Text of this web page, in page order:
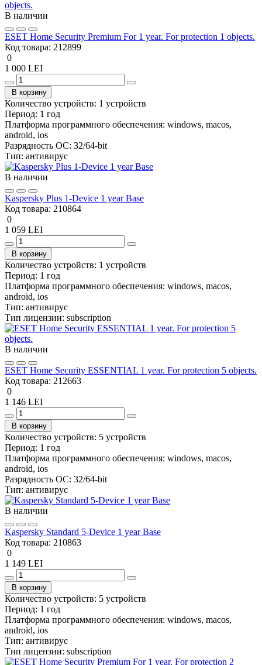
В наличии
ESET Home Security Premium For 1 year. For protection 1 objects.
Код товара: 212899
0
1 000 LEI
В корзину
Количество устройств: 1 устройств
Период: 1 год
Платформа программного обеспечения: windows, macos,
android, ios
Разрядность ОС: 32/64-bit
Тип: антивирус
В наличии
Kaspersky Plus 1-Device 1 year Base
Код товара: 210864
0
1 059 LEI
В корзину
Количество устройств: 1 устройств
Период: 1 год
Платформа программного обеспечения: windows, macos,
android, ios
Тип: антивирус
Тип лицензии: subscription
В наличии
ESET Home Security ESSENTIAL 1 year. For protection 5 objects.
Код товара: 212663
0
1 146 LEI
В корзину
Количество устройств: 5 устройств
Период: 1 год
Платформа программного обеспечения: windows, macos,
android, ios
Разрядность ОС: 32/64-bit
Тип: антивирус
В наличии
Kaspersky Standard 5-Device 1 year Base
Код товара: 210863
0
1 149 LEI
В корзину
Количество устройств: 5 устройств
Период: 1 год
Платформа программного обеспечения: windows, macos,
android, ios
Тип: антивирус
Тип лицензии: subscription